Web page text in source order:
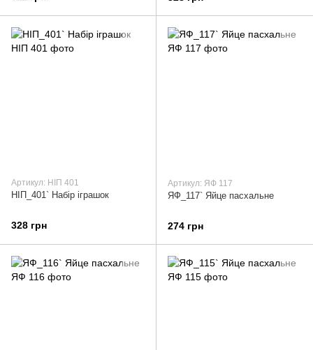
Артикул: НІП 401
НІП_401` Набір іграшок
328 грн
Артикул: ЯФ 117
ЯФ_117` Яйце пасхальне
274 грн